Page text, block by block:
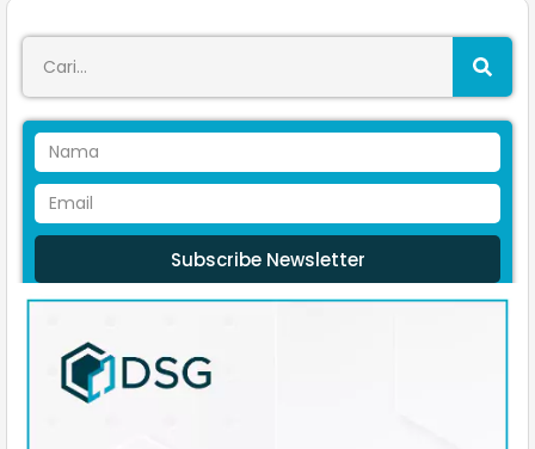
Subscribe Newsletter